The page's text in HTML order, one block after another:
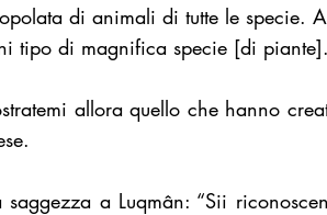
di animali di tutte le specie.
tipo di magnifica specie [di piante].
allora quello che hanno
a Luqmân: “Sii